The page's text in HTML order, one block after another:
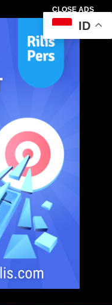
CLOSE ADS
ID